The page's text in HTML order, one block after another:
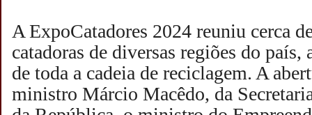
A ExpoCatadores 2024 reuniu cerca
catadoras de diversas regiões do país,
de toda a cadeia de reciclagem. A
ministro Márcio Macêdo, da